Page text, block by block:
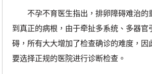
不孕不育医生指出，排卵障碍难治的
到真正的病根，由于牵扯多系统、多器官
碍，所有大大增加了检查确诊的难度，因
要选择正规的医院进行诊断检查。